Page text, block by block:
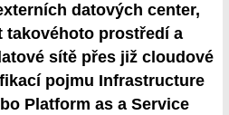
datových center,
takovéhoto prostředí a
sítě přes již cloudové
pojmu Infrastructure
Platform as a Service